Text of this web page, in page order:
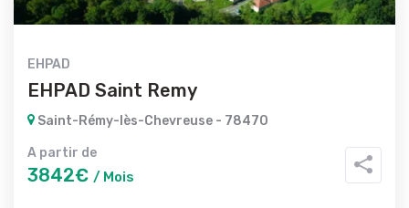
EHPAD
EHPAD Saint Remy
Saint-Rémy-lès-Chevreuse - 78470
A partir de
3842€ / Mois